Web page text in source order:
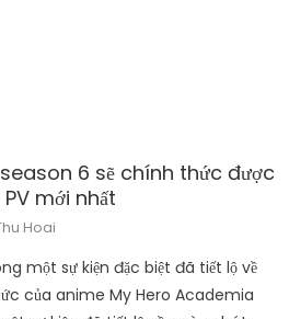
sự kiện đã tiết lộ về ngày phát
Academia Season 6. Bên cạnh
[…]